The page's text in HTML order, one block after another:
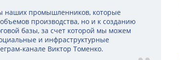
наших промышленников, которые
производства, но и к созданию
базы, за счет которой мы можем
и инфраструктурные
канале Виктор Томенко.